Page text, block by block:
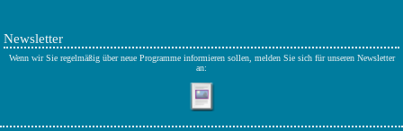
Newsletter
Wenn wir Sie regelmäßig über neue Programme informieren sollen, melden Sie sich für unseren Newsletter
an: